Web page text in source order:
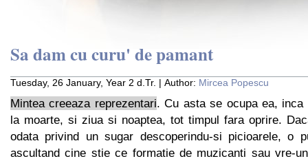
Sa dam cu curu' de pamant
Tuesday, 26 January, Year 2 d.Tr. | Author: Mircea Popescu
Mintea creeaza reprezentari. Cu asta se ocupa ea, inca
la moarte, si ziua si noaptea, tot timpul fara oprire.
odata privind un sugar descoperindu-si picioarele, o
ascultand cine stie ce formatie de muzicanti sau vre-